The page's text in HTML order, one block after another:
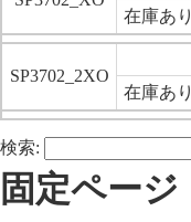
在庫あり
SP3702_2XO
在庫あり
検索:
固定ページ